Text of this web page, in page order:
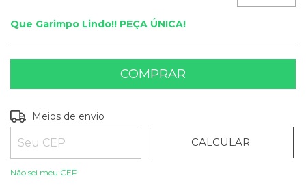
Que Garimpo Lindo!! PEÇA ÚNICA!
Entregas para o CEP:
Meios de envio
CALCULAR
Não sei meu CEP